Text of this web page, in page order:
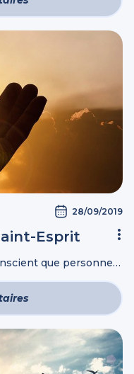
28/09/2019
Esprit
que personne
Le recevrez jamais.